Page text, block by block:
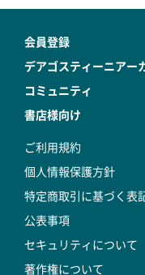
会員登録
デアゴスティーニアー
コミュニティ
書店様向け
ご利用規約
個人情報保護方針
特定商取引に基づく表
公表事項
セキュリティについて
著作権について